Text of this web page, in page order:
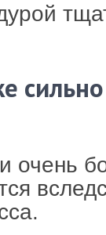
очень